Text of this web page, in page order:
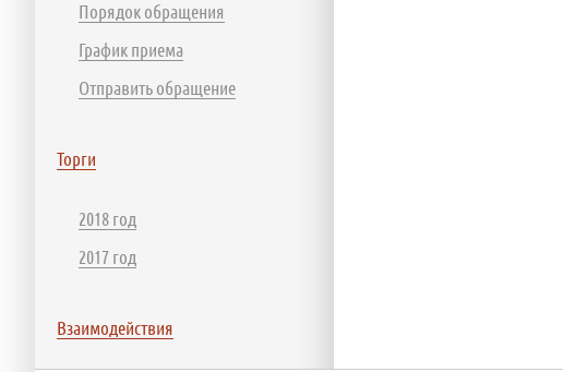
Порядок обращения
График приема
Отправить обращение
Торги
2018 год
2017 год
Взаимодействия